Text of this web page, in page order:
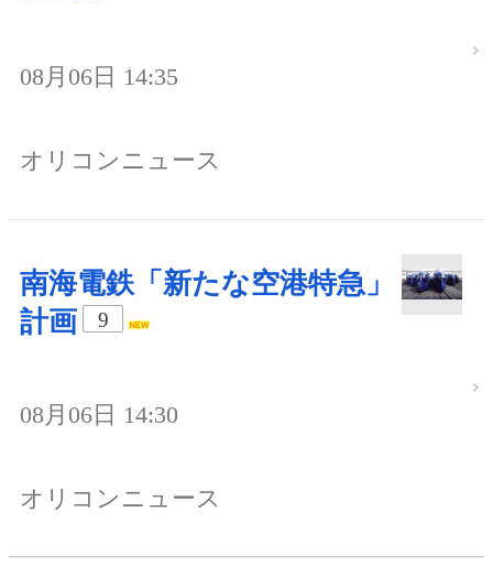
08月06日 14:35
オリコンニュース
南海電鉄「新たな空港特急」
計画
9
08月06日 14:30
オリコンニュース